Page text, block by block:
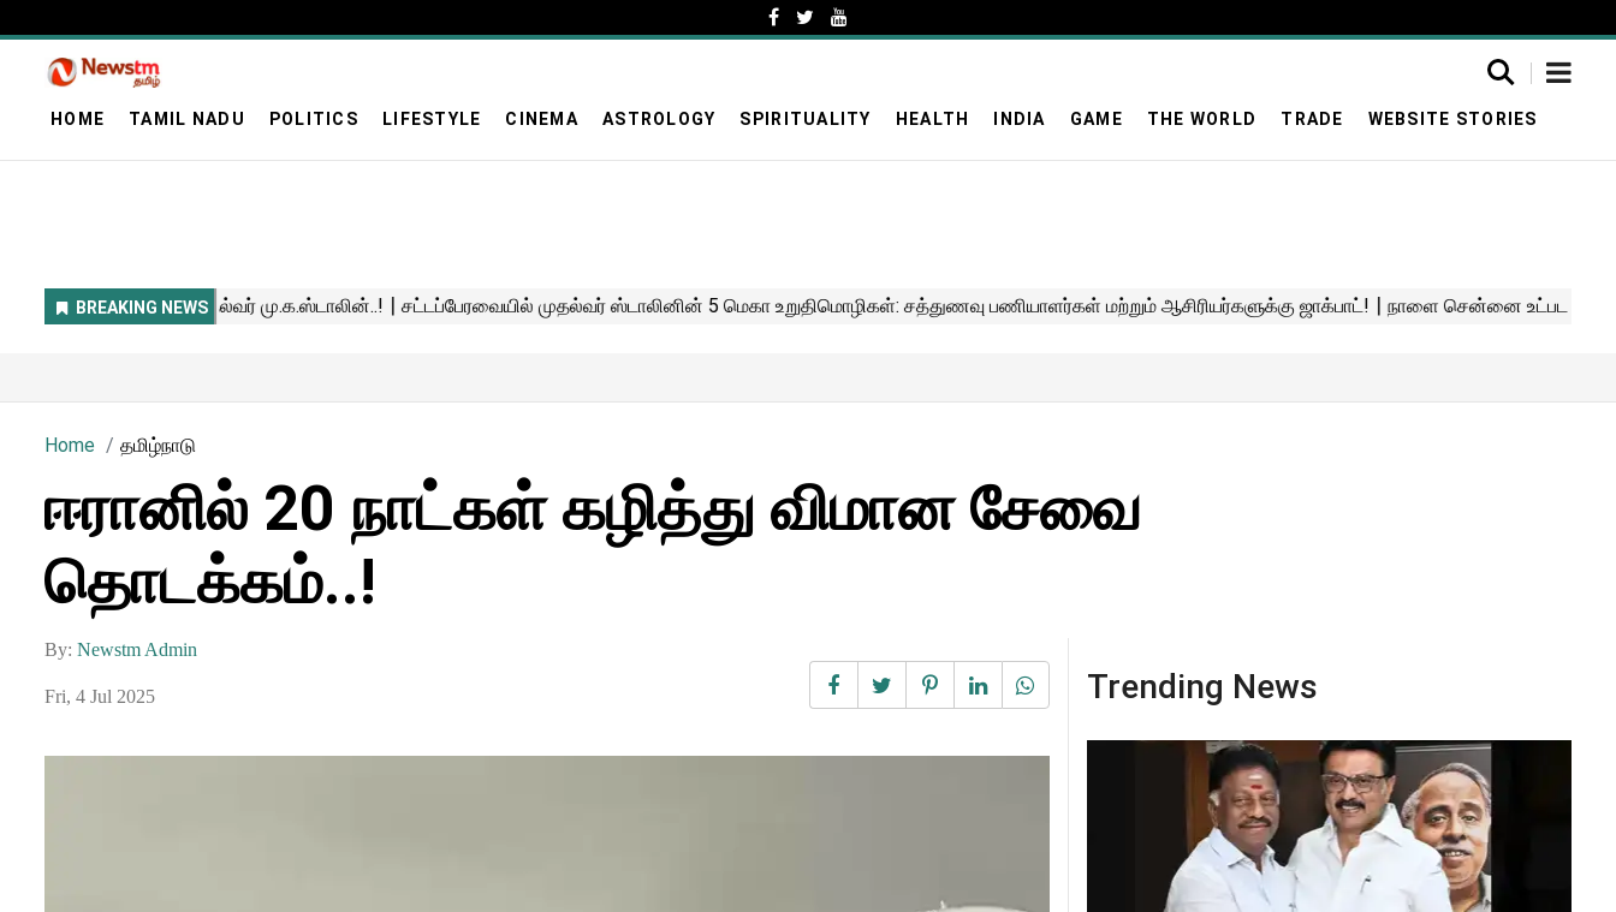
HOME TAMIL NADU POLITICS LIFESTYLE CINEMA ASTROLOGY SPIRITUALITY HEALTH INDIA GAME THE WORLD TRADE WEBSITE STORIES
Home தமிழ்நாடு
ஈரானில் 20 நாட்கள் கழித்து விமான சேவை
தொடக்கம்..!
By: Newstm Admin
Fri, 4 Jul 2025 Trending News